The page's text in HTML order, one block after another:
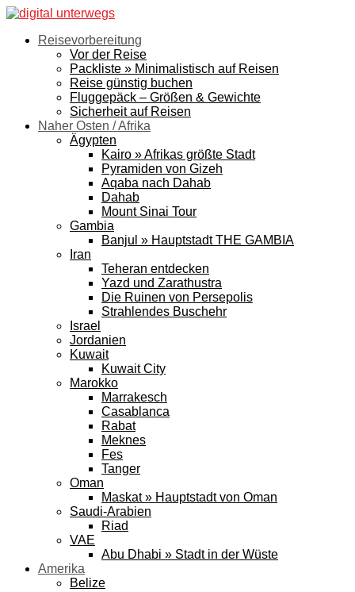
Reisevorbereitung
Vor der Reise
Packliste » Minimalistisch auf Reisen
Reise günstig buchen
Fluggepäck – Größen & Gewichte
Sicherheit auf Reisen
Naher Osten / Afrika
Ägypten
Kairo » Afrikas größte Stadt
Pyramiden von Gizeh
Aqaba nach Dahab
Dahab
Mount Sinai Tour
Gambia
Banjul » Hauptstadt THE GAMBIA
Iran
Teheran entdecken
Yazd und Zarathustra
Die Ruinen von Persepolis
Strahlendes Buschehr
Israel
Jordanien
Kuwait
Kuwait City
Marokko
Marrakesch
Casablanca
Rabat
Meknes
Fes
Tanger
Oman
Maskat » Hauptstadt von Oman
Saudi-Arabien
Riad
VAE
Abu Dhabi » Stadt in der Wüste
Amerika
Belize